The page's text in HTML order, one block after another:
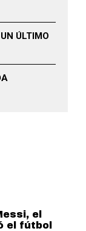
ÚLTIMO
el
el fútbol